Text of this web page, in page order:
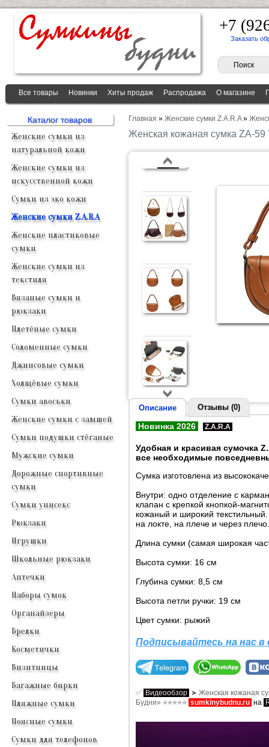
+7
Заказать
Все товары Новинки Хиты продаж Распродажа О магазине
Каталог товаров
Женские сумки из
натуральной кожи
Женские сумки из
искусственной кожи
Сумки из эко кожи
Женские сумки Z.A.R.A
Женские пластиковые
сумки
Женские сумки из
текстиля
Вязаные сумки и
рюкзаки
Плетёные сумки
Соломенные сумки
Джинсовые сумки
Холщёвые сумки
Сумки авоськи
Женские сумки с замшей
Сумки подушки стёганые
Мужские сумки
Дорожные спортивные
сумки
Сумки унисекс
Рюкзаки
Игрушки
Школьные рюкзаки
Аптечки
Наборы сумок
Органайзеры
Брелки
Косметички
Визитницы
Багажные бирки
Пляжные сумки
Поясные сумки
Сумки для телефонов
Главная » Женские сумки Z.A.R.A»
Женская кожаная сумка ZA-59
Описание Отзывы (0)
Новинка 2026 Z.A.R.A
Удобная и красивая сумочка
все необходимые
Сумка изготовлена из
Внутри: одно отделение с
клапан с крепкой кнопкой-
кожаный и широкий
на локте, на плече и через плечо.
Длина сумки (самая широкая
Высота сумки: 16 см
Глубина сумки: 8,5 см
Высота петли ручки: 19 см
Цвет сумки: рыжий
Подписывайтесь на нас
✅ Видеообзор ➤ Женская кожаная
Будни» ⭐⭐⭐⭐⭐ sumkinybudnu.ru на